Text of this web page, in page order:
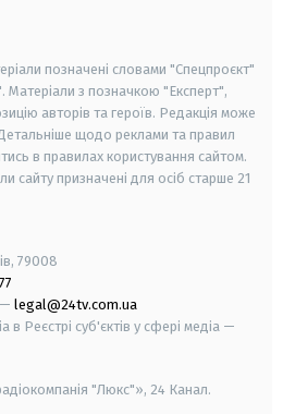
позначені словами "Спецпроєкт"
Матеріали з позначкою "Експерт",
авторів та героїв. Редакція може
Детальніше щодо реклами та правил
в правилах користування сайтом.
сайту призначені для осіб старше 21
79008
legal@24tv.com.ua
в Реєстрі суб'єктів у сфері медіа —
"Люкс"», 24 Канал.